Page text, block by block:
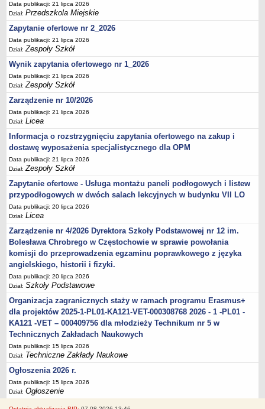
Data publikacji: 21 lipca 2026
Dział:Przedszkola Miejskie
Zapytanie ofertowe nr 2_2026
Data publikacji: 21 lipca 2026
Dział:Zespoły Szkół
Wynik zapytania ofertowego nr 1_2026
Data publikacji: 21 lipca 2026
Dział:Zespoły Szkół
Zarządzenie nr 10/2026
Data publikacji: 21 lipca 2026
Dział:Licea
Informacja o rozstrzygnięciu zapytania ofertowego na zakup i
dostawę wyposażenia specjalistycznego dla OPM
Data publikacji: 21 lipca 2026
Dział:Zespoły Szkół
Zapytanie ofertowe - Usługa montażu paneli podłogowych i listew
przypodłogowych w dwóch salach lekcyjnych w budynku VII LO
Data publikacji: 20 lipca 2026
Dział:Licea
Zarządzenie nr 4/2026 Dyrektora Szkoły Podstawowej nr 12 im.
Bolesława Chrobrego w Częstochowie w sprawie powołania
komisji do przeprowadzenia egzaminu poprawkowego z języka
angielskiego, historii i fizyki.
Data publikacji: 20 lipca 2026
Dział:Szkoły Podstawowe
Organizacja zagranicznych staży w ramach programu Erasmus+
dla projektów 2025-1-PL01-KA121-VET-000308768 2026 - 1 -PL01 -
KA121 -VET – 000409756 dla młodzieży Technikum nr 5 w
Technicznych Zakładach Naukowych
Data publikacji: 15 lipca 2026
Dział: Techniczne Zakłady Naukowe
Ogłoszenia 2026 r.
Data publikacji: 15 lipca 2026
Dział:Ogłoszenie